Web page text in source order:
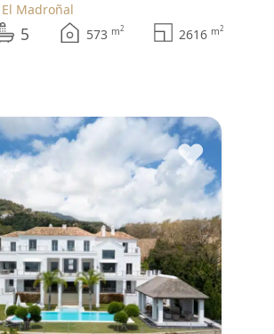
El Madroñal
5 573 m2 2616 m2
♥